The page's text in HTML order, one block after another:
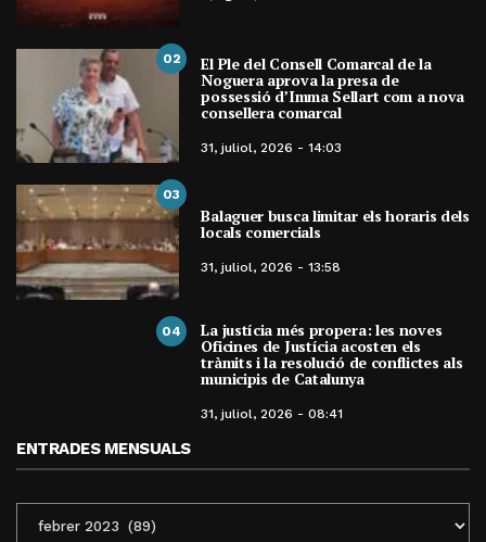
02 El Ple del Consell Comarcal de la
Noguera aprova la presa de
possessió d’Imma Sellart com a nova
consellera comarcal
31, juliol, 2026 - 14:03
03
Balaguer busca limitar els horaris dels
locals comercials
31, juliol, 2026 - 13:58
04 La justícia més propera: les noves
Oficines de Justícia acosten els
tràmits i la resolució de conflictes als
municipis de Catalunya
31, juliol, 2026 - 08:41
ENTRADES MENSUALS
MENSUALS